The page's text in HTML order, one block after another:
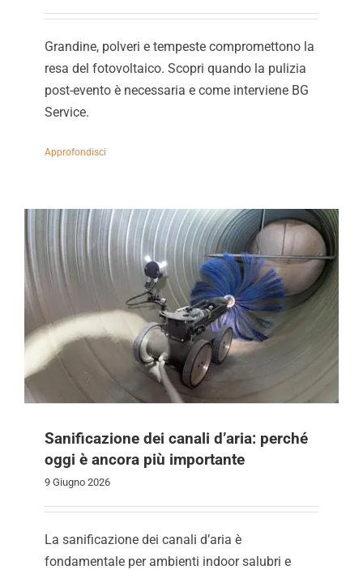
Grandine, polveri e tempeste compromettono la
resa del fotovoltaico. Scopri quando la pulizia
post-evento è necessaria e come interviene BG
Service.
Sanificazione dei canali d’aria: perché
oggi è ancora più importante
9 Giugno 2026
La sanificazione dei canali d’aria è
fondamentale per ambienti indoor salubri e